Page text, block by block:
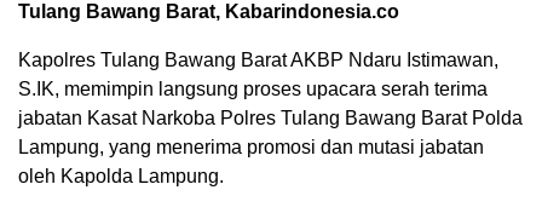
Tulang Bawang Barat, Kabarindonesia.co
Kapolres Tulang Bawang Barat AKBP Ndaru Istimawan,
S.IK, memimpin langsung proses upacara serah terima
jabatan Kasat Narkoba Polres Tulang Bawang Barat Polda
Lampung, yang menerima promosi dan mutasi jabatan
oleh Kapolda Lampung.